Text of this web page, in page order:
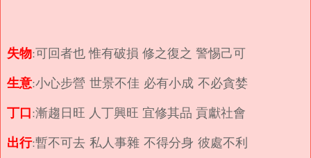
失物:可回者也 惟有破損 修之復之 警惕己可
生意:小心步營 世景不佳 必有小成 不必貪婪
丁口:漸趨日旺 人丁興旺 宜修其品 貢獻社會
出行:暫不可去 私人事雜 不得分身 彼處不利